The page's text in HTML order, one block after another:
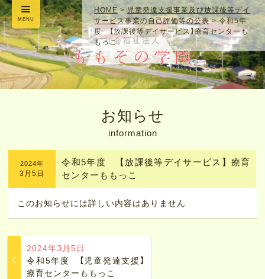
社会福祉法人
MENU
HOME>児童発達支援事業及び放課後等デイ
サービス事業の自己評価等の公表>令和5年
度 【放課後等デイサービス】療育センターも
もっこ
お知らせ
information
2024年
3月5日
令和5年度 【放課後等デイサービス】療育
センターももっこ
このお知らせには詳しい内容はありません
2024年3月5日
令和5年度 【児童発達支援】
療育センターももっこ